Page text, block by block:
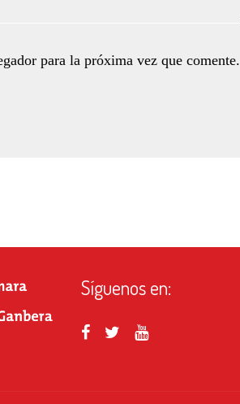
para la próxima vez que comente.
Síguenos en: